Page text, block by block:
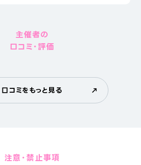
主催者の
口コミ・評価
口コミをもっと見る
注意・禁止事項